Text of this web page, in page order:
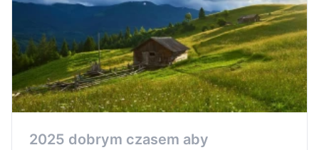
2025 dobrym czasem aby